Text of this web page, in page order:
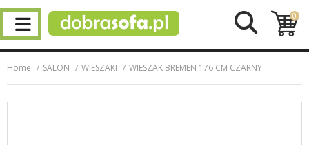
0
Home SALON WIESZAKI WIESZAK BREMEN 176 CM CZARNY